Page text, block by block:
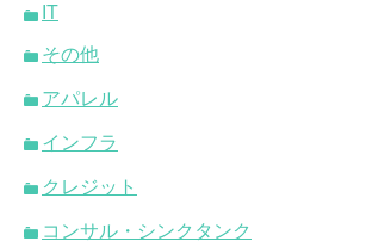
IT
その他
アパレル
インフラ
クレジット
コンサル・シンクタンク